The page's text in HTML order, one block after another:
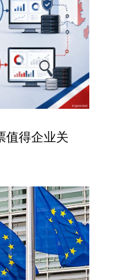
值得企业关